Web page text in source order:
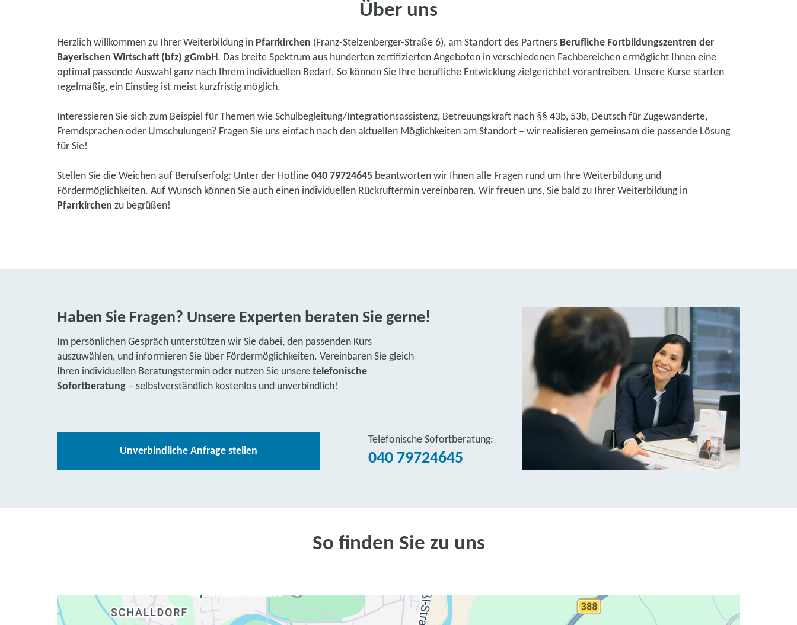
Über uns
Herzlich willkommen zu Ihrer Weiterbildung in Pfarrkirchen (Franz-Stelzenberger-Straße 6), am Standort des Partners Berufliche Fortbildungszentren der
Bayerischen Wirtschaft (bfz) gGmbH. Das breite Spektrum aus hunderten zertifizierten Angeboten in verschiedenen Fachbereichen ermöglicht Ihnen eine
optimal passende Auswahl ganz nach Ihrem individuellen Bedarf. So können Sie Ihre berufliche Entwicklung zielgerichtet vorantreiben. Unsere Kurse starten
regelmäßig, ein Einstieg ist meist kurzfristig möglich.
Interessieren Sie sich zum Beispiel für Themen wie Schulbegleitung/Integrationsassistenz, Betreuungskraft nach §§ 43b, 53b, Deutsch für Zugewanderte,
Fremdsprachen oder Umschulungen? Fragen Sie uns einfach nach den aktuellen Möglichkeiten am Standort – wir realisieren gemeinsam die passende Lösung
für Sie!
Stellen Sie die Weichen auf Berufserfolg: Unter der Hotline 040 79724645 beantworten wir Ihnen alle Fragen rund um Ihre Weiterbildung und
Fördermöglichkeiten. Auf Wunsch können Sie auch einen individuellen Rückruftermin vereinbaren. Wir freuen uns, Sie bald zu Ihrer Weiterbildung in
Pfarrkirchen zu begrüßen!
Haben Sie Fragen? Unsere Experten beraten Sie gerne!
Im persönlichen Gespräch unterstützen wir Sie dabei, den passenden Kurs
auszuwählen, und informieren Sie über Fördermöglichkeiten. Vereinbaren Sie gleich
Ihren individuellen Beratungstermin oder nutzen Sie unsere telefonische
Sofortberatung – selbstverständlich kostenlos und unverbindlich!
Unverbindliche Anfrage stellen
Telefonische Sofortberatung:
040 79724645
So finden Sie zu uns